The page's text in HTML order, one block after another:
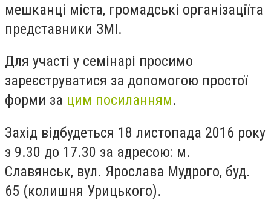
мешканці міста, громадські організаціїта
представники ЗМІ.
Для участі у семінарі просимо
зареєструватися за допомогою простої
форми за цим посиланням.
Захід відбудеться 18 листопада 2016 року
з 9.30 до 17.30 за адресою: м.
Славянськ, вул. Ярослава Мудрого, буд.
65 (колишня Урицького).